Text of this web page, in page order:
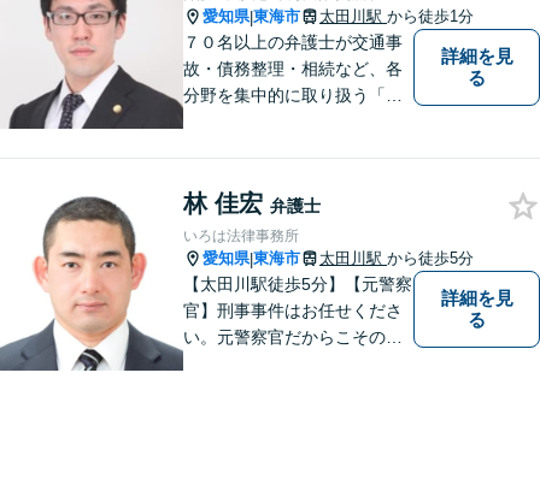
愛知県|東海市 太田川駅 から徒歩1分
７０名以上の弁護士が交通事
故・債務整理・相続など、各
分野を集中的に取り扱う「分
できるよう努めております。
詳細を見
る
林 佳宏 弁護士
いろは法律事務所
愛知県|東海市 太田川駅 から徒歩5分
【太田川駅徒歩5分】【元警察
官】刑事事件はお任せくださ
い。元警察官だからこその視
詳細を見
る